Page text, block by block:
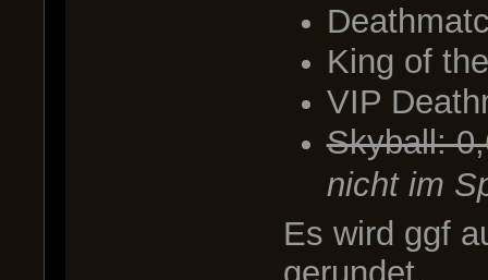
King of
VIP
Skyball:
nicht im
Es wird ggf